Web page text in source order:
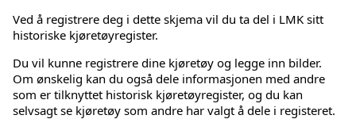
Ved å registrere deg i dette skjema vil du ta del i LMK sitt
historiske kjøretøyregister.
Du vil kunne registrere dine kjøretøy og legge inn bilder.
Om ønskelig kan du også dele informasjonen med andre
som er tilknyttet historisk kjøretøyregister, og du kan
selvsagt se kjøretøy som andre har valgt å dele i registeret.